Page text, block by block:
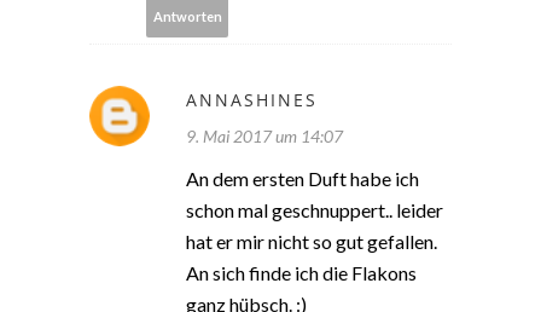
Antworten
ANNASHINES
9. Mai 2017 um 14:07
An dem ersten Duft habe ich
schon mal geschnuppert.. leider
hat er mir nicht so gut gefallen.
An sich finde ich die Flakons
ganz hübsch. :)